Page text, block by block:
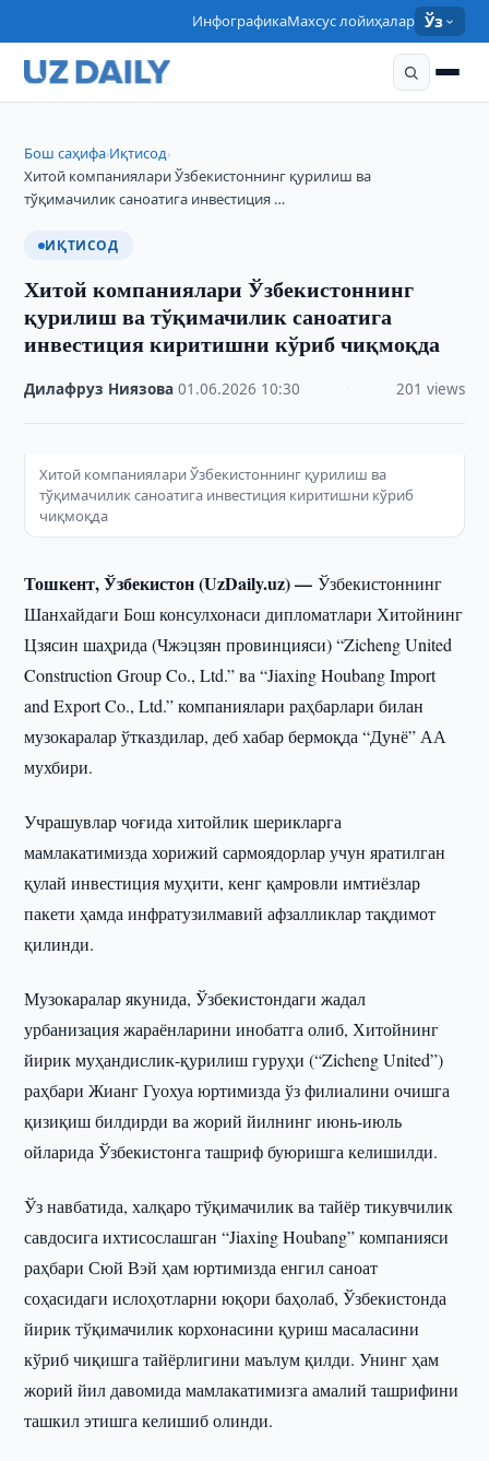
ИнфографикаМахсус лойиҳалар Ўз
Бош саҳифа›Иқтисод›
Хитой компаниялари Ўзбекистоннинг қурилиш ва
тўқимачилик саноатига инвестиция …
ИҚТИСОД
Хитой компаниялари Ўзбекистоннинг
қурилиш ва тўқимачилик саноатига
инвестиция киритишни кўриб чиқмоқда
Дилафруз Ниязова ·01.06.2026 10:30 201 views
Хитой компаниялари Ўзбекистоннинг қурилиш ва
тўқимачилик саноатига инвестиция киритишни кўриб
чиқмоқда
Тошкент, Ўзбекистон (UzDaily.uz) —Ўзбекистоннинг
Шанхайдаги Бош консулхонаси дипломатлари Хитойнинг
Цзясин шаҳрида (Чжэцзян провинцияси) “Zicheng United
Construction Group Co., Ltd.” ва “Jiaxing Houbang Import
and Export Co., Ltd.” компаниялари раҳбарлари билан
музокаралар ўтказдилар, деб хабар бермоқда “Дунё” АА
мухбири.
Учрашувлар чоғида хитойлик шерикларга
мамлакатимизда хорижий сармоядорлар учун яратилган
қулай инвестиция муҳити, кенг қамровли имтиёзлар
пакети ҳамда инфратузилмавий афзалликлар тақдимот
қилинди.
Музокаралар якунида, Ўзбекистондаги жадал
урбанизация жараёнларини инобатга олиб, Хитойнинг
йирик муҳандислик-қурилиш гуруҳи (“Zicheng United”)
раҳбари Жианг Гуохуа юртимизда ўз филиалини очишга
қизиқиш билдирди ва жорий йилнинг июнь-июль
ойларида Ўзбекистонга ташриф буюришга келишилди.
Ўз навбатида, халқаро тўқимачилик ва тайёр тикувчилик
савдосига ихтисослашган “Jiaxing Houbang” компанияси
раҳбари Сюй Вэй ҳам юртимизда енгил саноат
соҳасидаги ислоҳотларни юқори баҳолаб, Ўзбекистонда
йирик тўқимачилик корхонасини қуриш масаласини
кўриб чиқишга тайёрлигини маълум қилди. Унинг ҳам
жорий йил давомида мамлакатимизга амалий ташрифини
ташкил этишга келишиб олинди.